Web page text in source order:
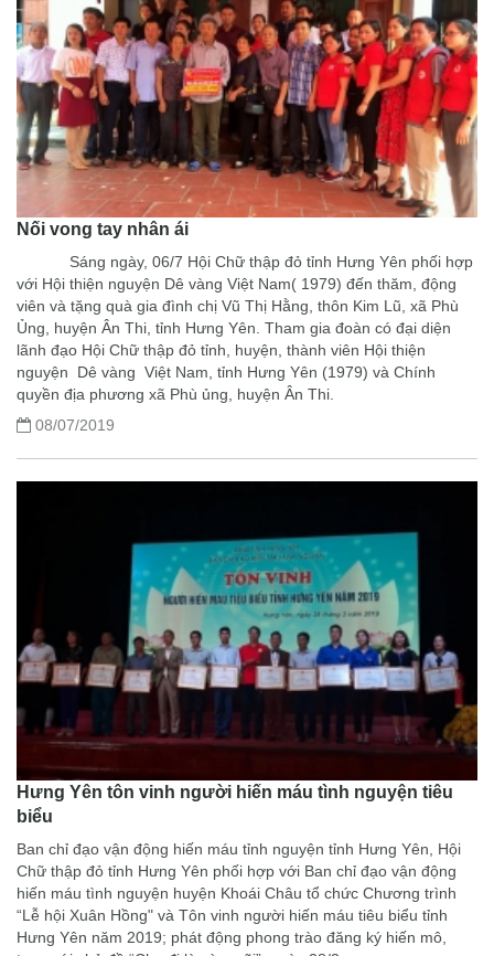
Nối vong tay nhân ái
Sáng ngày, 06/7 Hội Chữ thập đỏ tỉnh Hưng Yên phối hợp
với Hội thiện nguyện Dê vàng Việt Nam( 1979) đến thăm, động
viên và tặng quà gia đình chị Vũ Thị Hằng, thôn Kim Lũ, xã Phù
Ủng, huyện Ân Thi, tỉnh Hưng Yên. Tham gia đoàn có đại diện
lãnh đạo Hội Chữ thập đỏ tỉnh, huyện, thành viên Hội thiện
nguyện Dê vàng Việt Nam, tỉnh Hưng Yên (1979) và Chính
quyền địa phương xã Phù ủng, huyện Ân Thi.
08/07/2019
Hưng Yên tôn vinh người hiến máu tình nguyện tiêu
biểu
Ban chỉ đạo vận động hiến máu tỉnh nguyện tỉnh Hưng Yên, Hội
Chữ thập đỏ tỉnh Hưng Yên phối hợp với Ban chỉ đạo vận động
hiến máu tình nguyện huyện Khoái Châu tổ chức Chương trình
“Lễ hội Xuân Hồng" và Tôn vinh người hiến máu tiêu biểu tỉnh
Hưng Yên năm 2019; phát động phong trào đăng ký hiến mô,